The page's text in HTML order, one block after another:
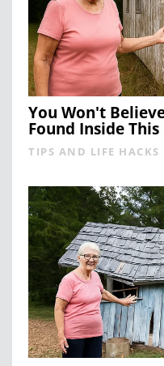
You Won't
Found Inside This
TIPS AND LIFE HACKS